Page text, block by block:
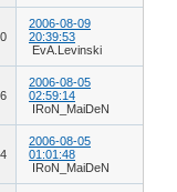
2006-08-09
20:39:53
EvA.Levinski
2006-08-05
02:59:14
IRoN_MaiDeN
2006-08-05
01:01:48
IRoN_MaiDeN